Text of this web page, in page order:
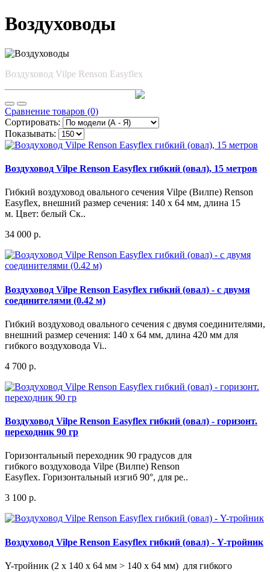
Воздуховоды
Воздуховод Vilpe Renson Easyflex
Сравнение товаров (0)
Сортировать:
Показывать:
Воздуховод Vilpe Renson Easyflex гибкий (овал), 15 метров
Гибкий воздуховод овального сечения Vilpe (Вилпе) Renson
Easyflex, внешний размер сечения: 140 х 64 мм, длина 15
м. Цвет: белый Ск..
34 000 р.
Воздуховод Vilpe Renson Easyflex гибкий (овал) - с двумя
соединителями (0.42 м)
Гибкий воздуховод овального сечения с двумя соединителями,
внешний размер сечения: 140 х 64 мм, длина 420 мм для
гибкого воздуховода Vi..
4 700 р.
Воздуховод Vilpe Renson Easyflex гибкий (овал) - горизонт.
переходник 90 гр
Горизонтальный переходник 90 градусов для
гибкого воздуховода Vilpe (Вилпе) Renson
Easyflex. Горизонтальный изгиб 90°, для ре..
3 100 р.
Воздуховод Vilpe Renson Easyflex гибкий (овал) - Y-тройник
Y-тройник (2 x 140 x 64 мм > 140 x 64 мм) для гибкого